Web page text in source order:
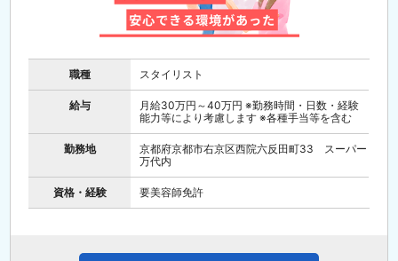
職種 スタイリスト
給与
月給30万円～40万円 ※勤務時間・日数・経験
能力等により考慮します ※各種手当等を含む
勤務地
京都府京都市右京区西院六反田町33 スーパー
万代内
資格・経験 要美容師免許